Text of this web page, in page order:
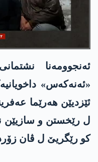
ئەنجوومەنا
«ئه‌نه‌كه‌س»
ئێزدیێن هەرێما
ل رێخستن و سازیێن
کو رێگریێ ل ڤان